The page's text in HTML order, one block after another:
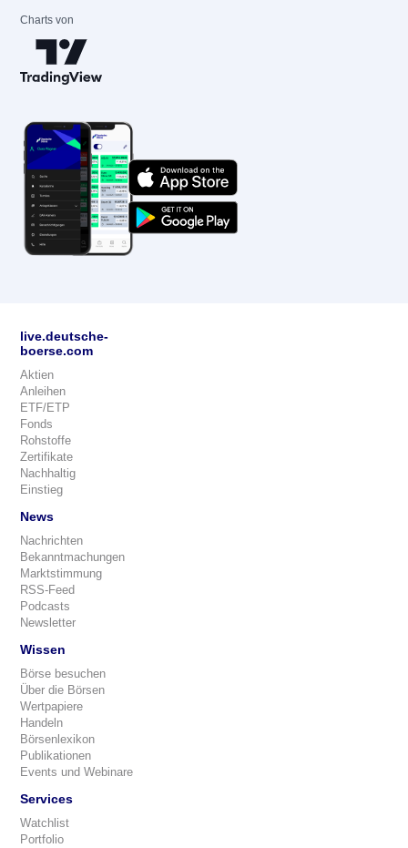
Charts von
live.deutsche-
boerse.com
Aktien
Anleihen
ETF/ETP
Fonds
Rohstoffe
Zertifikate
Nachhaltig
Einstieg
News
Nachrichten
Bekanntmachungen
Marktstimmung
RSS-Feed
Podcasts
Newsletter
Wissen
Börse besuchen
Über die Börsen
Wertpapiere
Handeln
Börsenlexikon
Publikationen
Events und Webinare
Services
Watchlist
Portfolio